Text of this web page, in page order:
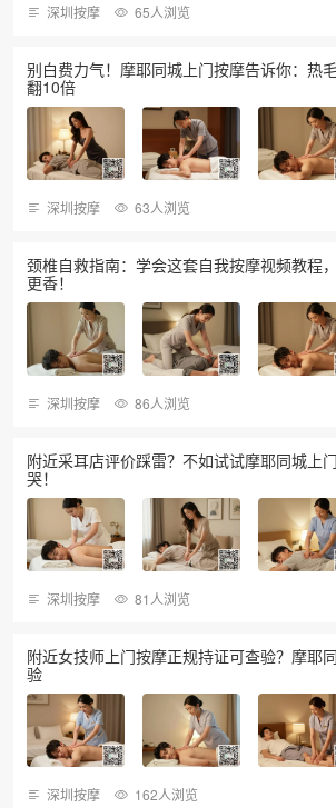
深圳按摩 65人浏览
别白费力气！摩耶同城上门按摩告诉你：热
翻10倍
深圳按摩 63人浏览
颈椎自救指南：学会这套自我按摩视频教程
更香！
深圳按摩 86人浏览
附近采耳店评价踩雷？不如试试摩耶同城上
哭！
深圳按摩 81人浏览
附近女技师上门按摩正规持证可查验？摩耶
验
深圳按摩 162人浏览